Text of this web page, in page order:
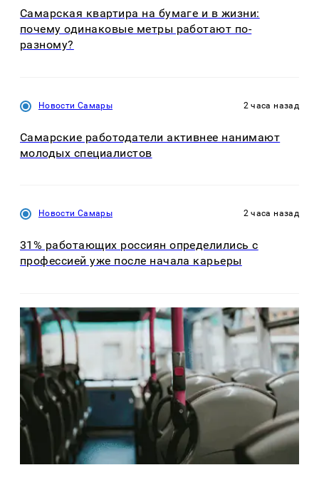
Самарская квартира на бумаге и в жизни:
почему одинаковые метры работают по-
разному?
Новости Самары 2 часа назад
Самарские работодатели активнее нанимают
молодых специалистов
Новости Самары 2 часа назад
31% работающих россиян определились с
профессией уже после начала карьеры